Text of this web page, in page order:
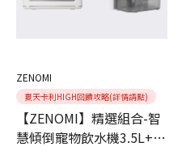
ZENOMI
夏天卡利HIGH回饋攻略(詳情請點)
【ZENOMI】精選組合-智
慧傾倒寵物飲水機3.5L+小